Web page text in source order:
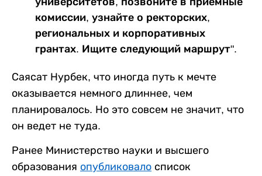
комиссии, узнайте о ректорских,
региональных и корпоративных
грантах. Ищите следующий маршрут".
Саясат Нурбек, что иногда путь к мечте
оказывается немного длиннее, чем
планировалось. Но это совсем не значит, что
он ведет не туда.
Ранее Министерство науки и высшего
образования опубликовало список